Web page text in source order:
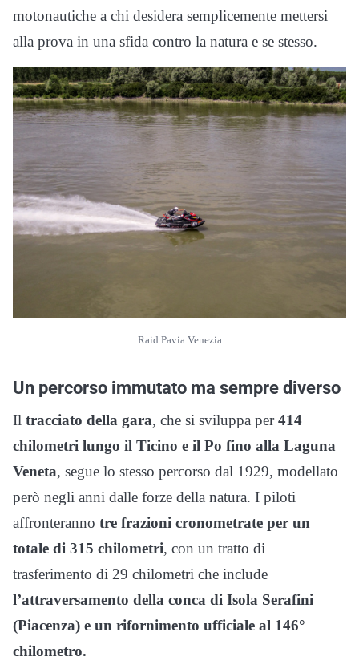
motonautiche a chi desidera semplicemente mettersi
alla prova in una sfida contro la natura e se stesso.
Raid Pavia Venezia
Un percorso immutato ma sempre diverso
Il tracciato della gara, che si sviluppa per414
chilometri lungo il Ticino e il Po fino alla Laguna
Veneta, segue lo stesso percorso dal 1929, modellato
però negli anni dalle forze della natura. I piloti
affronteranno tre frazioni cronometrate per un
totale di 315 chilometri, con un tratto di
trasferimento di 29 chilometri che include
l’attraversamento della conca di Isola Serafini
(Piacenza) e un rifornimento ufficiale al 146°
chilometro.